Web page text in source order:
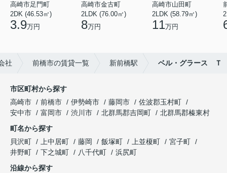
高崎市足門町
2DK (46.53㎡)
3.9万円
高崎市金古町
2LDK (76.00㎡)
8万円
高崎市山田町
2LDK (58.79㎡)
11万円
社 前橋市の賃貸一覧 新前橋駅 ベル・グラース Ｔ
市区町村から探す
高崎市
前橋市 伊勢崎市 藤岡市
佐波郡玉村町
安中市
富岡市 渋川市 北群馬郡吉岡町
北群馬郡榛東村
町名から探す
貝沢町
上中居町 藤岡 飯塚町 上並榎町
宮子町
井野町
下之城町 八千代町
浜尻町
沿線から探す